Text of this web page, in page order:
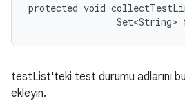
protected void
Set<String>
testList'teki test durumu adlarını
ekleyin.